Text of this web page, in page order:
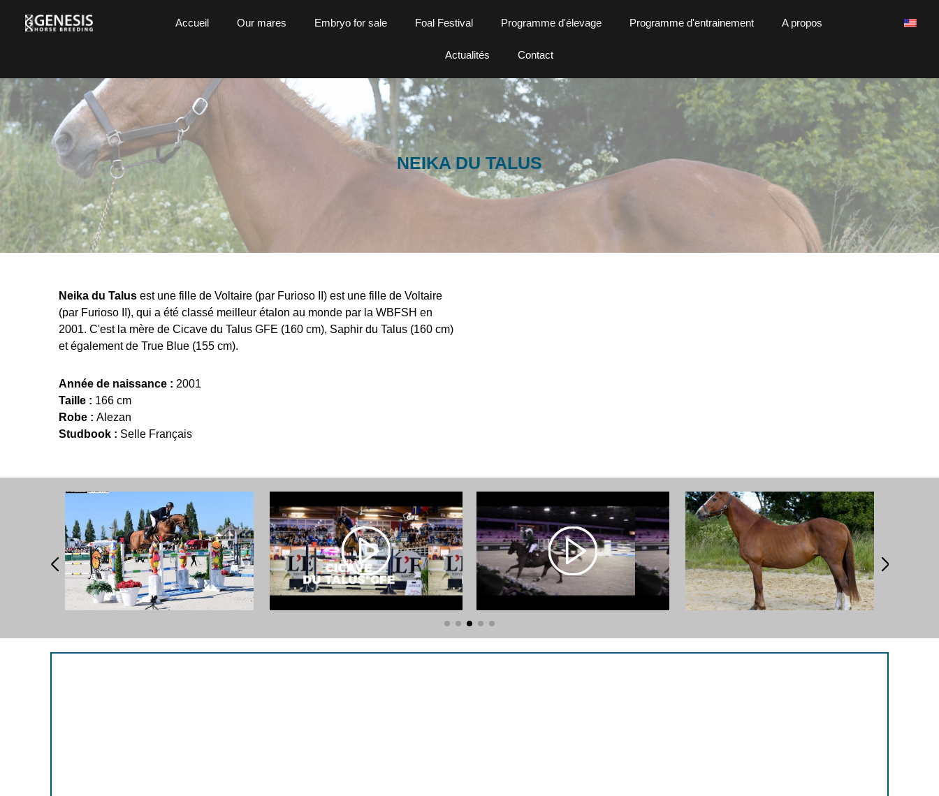
Accueil Our mares Embryo for sale Foal Festival Programme d'élevage Programme d'entrainement A propos
Actualités Contact
NEIKA DU TALUS
Neika du Talus est une fille de Voltaire (par Furioso II) est une fille de Voltaire
(par Furioso II), qui a été classé meilleur étalon au monde par la WBFSH en
2001. C'est la mère de Cicave du Talus GFE (160 cm), Saphir du Talus (160 cm)
et également de True Blue (155 cm).
Année de naissance : 2001
Taille : 166 cm
Robe : Alezan
Studbook : Selle Français